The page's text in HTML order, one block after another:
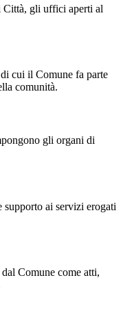
gli uffici aperti al
cui il Comune fa parte
comunità.
gli organi di
supporto ai servizi erogati
Comune come atti,